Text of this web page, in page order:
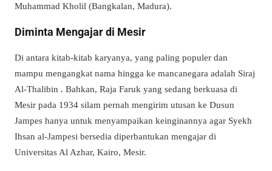
Muhammad Kholil (Bangkalan, Madura).
Diminta Mengajar di Mesir
Di antara kitab-kitab karyanya, yang paling populer dan
mampu mengangkat nama hingga ke mancanegara adalah Siraj
Al-Thalibin . Bahkan, Raja Faruk yang sedang berkuasa di
Mesir pada 1934 silam pernah mengirim utusan ke Dusun
Jampes hanya untuk menyampaikan keinginannya agar Syekh
Ihsan al-Jampesi bersedia diperbantukan mengajar di
Universitas Al Azhar, Kairo, Mesir.